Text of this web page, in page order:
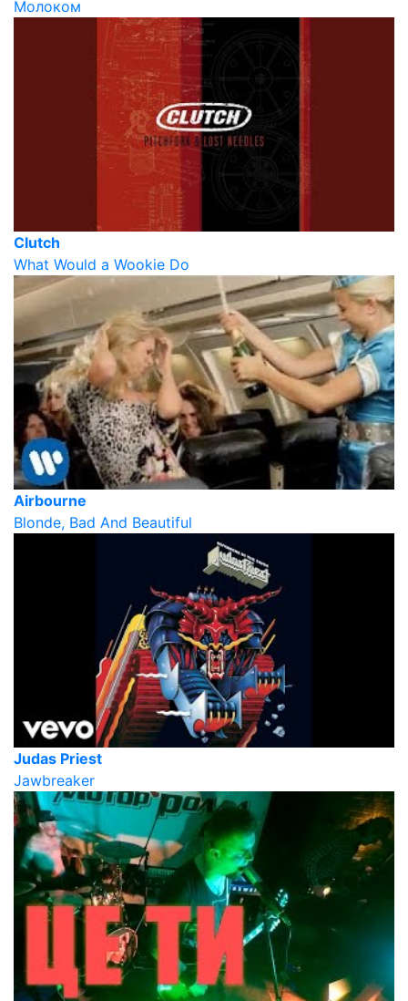
Молоком
Clutch
What Would a Wookie Do
Airbourne
Blonde, Bad And Beautiful
Judas Priest
Jawbreaker